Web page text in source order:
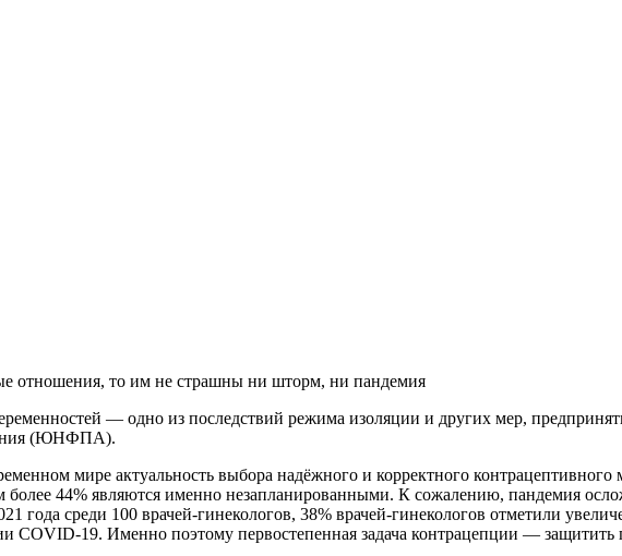
отношения, то им не страшны ни шторм, ни пандемия
— одно из последствий режима изоляции и других мер,
(ЮНФПА).
мире актуальность выбора надёжного и корректного
более 44% являются именно незапланированными. К сожалению, пандемия
года среди 100 врачей-гинекологов, 38% врачей-гинекологов отметили
COVID-19. Именно поэтому первостепенная задача контрацепции — защитить